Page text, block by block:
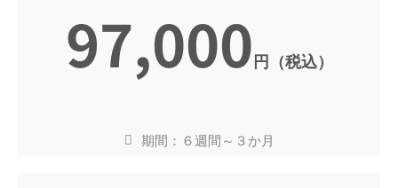
97,000円（税込）
期間：６週間～３か月